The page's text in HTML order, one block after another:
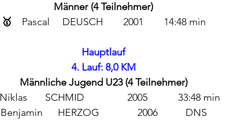
Männer (4 Teilnehmer)
Pascal 	DEUSCH 	2001 	14:48 min
Hauptlauf
4. Lauf: 8,0 KM
Männliche Jugend U23 (4 Teilnehmer)
SCHMID                 2005            33:48 min
Benjamin      HERZOG               2006           DNS